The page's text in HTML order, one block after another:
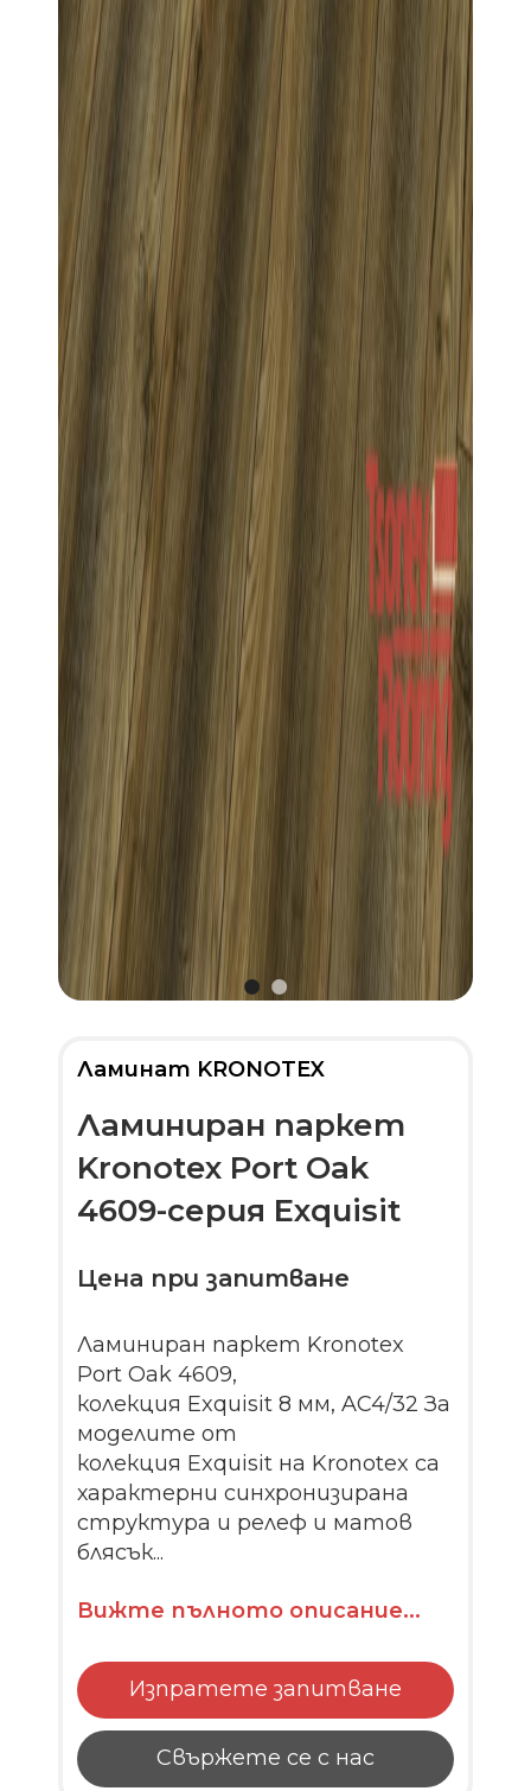
Ламинат KRONOTEX
Ламиниран паркет
Kronotex Port Oak
4609-серия Exquisit
Цена при запитване
Ламиниран паркет Kronotex
Port Oak 4609,
колекция Exquisit 8 мм, AC4/32 За
моделите от
колекция Exquisit на Kronotex са
характерни синхронизирана
структура и релеф и матов
блясък...
Вижте пълното описание...
Изпратете запитване
Свържете се с нас